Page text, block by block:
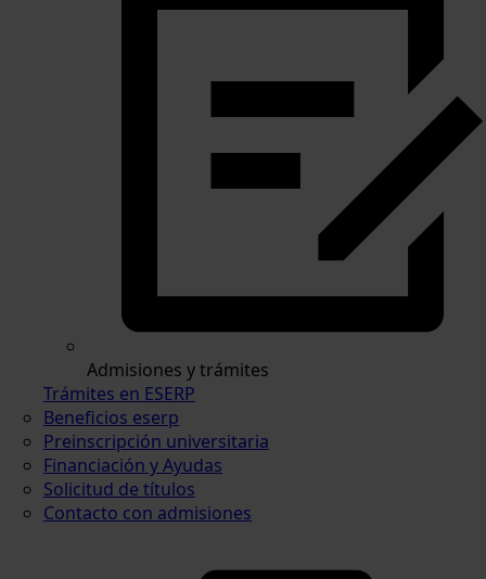
Admisiones y trámites
Trámites en ESERP
Beneficios eserp
Preinscripción universitaria
Financiación y Ayudas
Solicitud de títulos
Contacto con admisiones